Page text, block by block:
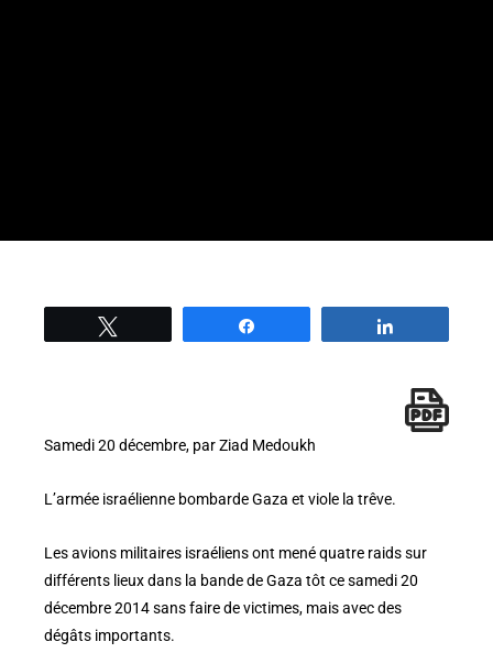
Samedi 20 décembre, par Ziad Medoukh
L’armée israélienne bombarde Gaza et viole la trêve.
Les avions militaires israéliens ont mené quatre raids sur
différents lieux dans la bande de Gaza tôt ce samedi 20
décembre 2014 sans faire de victimes, mais avec des
dégâts importants.